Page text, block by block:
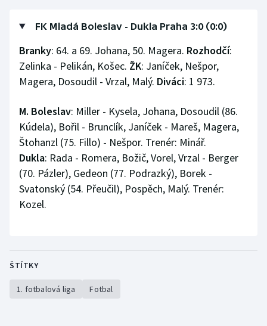
FK Mladá Boleslav - Dukla Praha 3:0 (0:0)
Branky: 64. a 69. Johana, 50. Magera. Rozhodčí:
Zelinka - Pelikán, Košec. ŽK: Janíček, Nešpor,
Magera, Dosoudil - Vrzal, Malý. Diváci: 1 973.
M. Boleslav: Miller - Kysela, Johana, Dosoudil (86.
Kúdela), Bořil - Brunclík, Janíček - Mareš, Magera,
Štohanzl (75. Fillo) - Nešpor. Trenér: Minář.
Dukla: Rada - Romera, Božič, Vorel, Vrzal - Berger
(70. Pázler), Gedeon (77. Podrazký), Borek -
Svatonský (54. Přeučil), Pospěch, Malý. Trenér:
Kozel.
ŠTÍTKY
1. fotbalová liga Fotbal